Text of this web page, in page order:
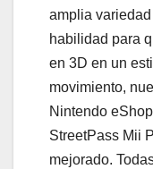
amplia
habilidad para
en 3D en un
movimiento,
Nintendo
StreetPass Mii
mejorado.